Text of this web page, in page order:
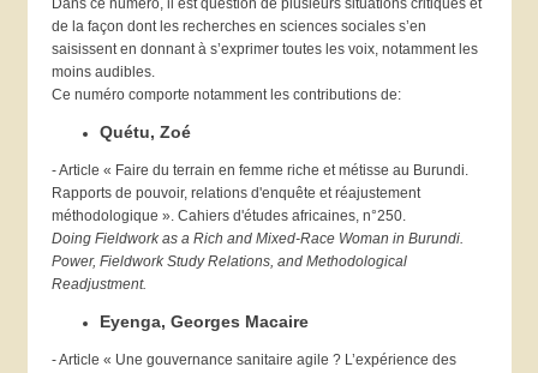
Dans ce numéro, il est question de plusieurs situations critiques et
de la façon dont les recherches en sciences sociales s’en
saisissent en donnant à s’exprimer toutes les voix, notamment les
moins audibles.
Ce numéro comporte notamment les contributions de:
Quétu, Zoé
- Article « Faire du terrain en femme riche et métisse au Burundi.
Rapports de pouvoir, relations d'enquête et réajustement
méthodologique ». Cahiers d'études africaines, n°250.
Doing Fieldwork as a Rich and Mixed-Race Woman in Burundi.
Power, Fieldwork Study Relations, and Methodological
Readjustment.
Eyenga, Georges Macaire
- Article « Une gouvernance sanitaire agile ? L’expérience des